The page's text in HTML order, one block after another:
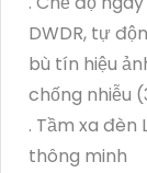
DWDR, tự
bù tín hiệu
chống nhiễu
. Tầm xa đèn
thông minh